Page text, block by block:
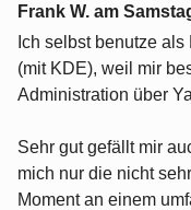
Frank W. am
Ich selbst benutze
(mit KDE), weil mir
Administration über
Sehr gut gefällt mir
mich nur die nicht
Moment an einem